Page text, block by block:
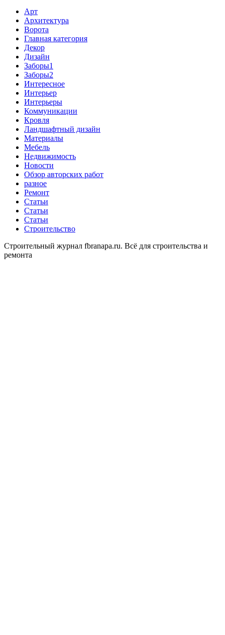
Арт
Архитектура
Ворота
Главная категория
Декор
Дизайн
Заборы1
Заборы2
Интересное
Интерьер
Интерьеры
Коммуникации
Кровля
Ландшафтный дизайн
Материалы
Мебель
Недвижимость
Новости
Обзор авторских работ
разное
Ремонт
Статьи
Статьи
Статьи
Строительство
Строительный журнал fbranapa.ru. Всё для строительства и
ремонта